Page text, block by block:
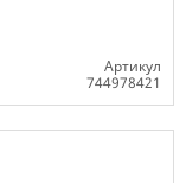
Артикул
744978421